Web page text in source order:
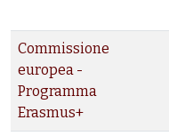
Commissione
europea -
Programma
Erasmus+